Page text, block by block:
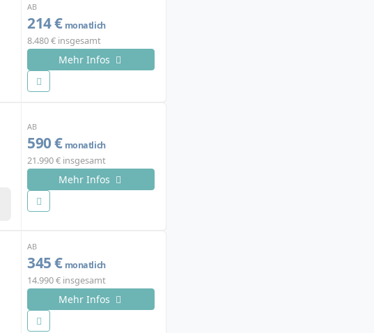
AB
214 € monatlich
8.480 € insgesamt
Mehr Infos
AB
590 € monatlich
21.990 € insgesamt
Mehr Infos
AB
345 € monatlich
14.990 € insgesamt
Mehr Infos